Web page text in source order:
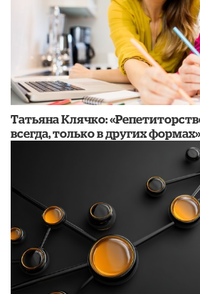
​Татьяна Клячко:
всегда, только в других формах»